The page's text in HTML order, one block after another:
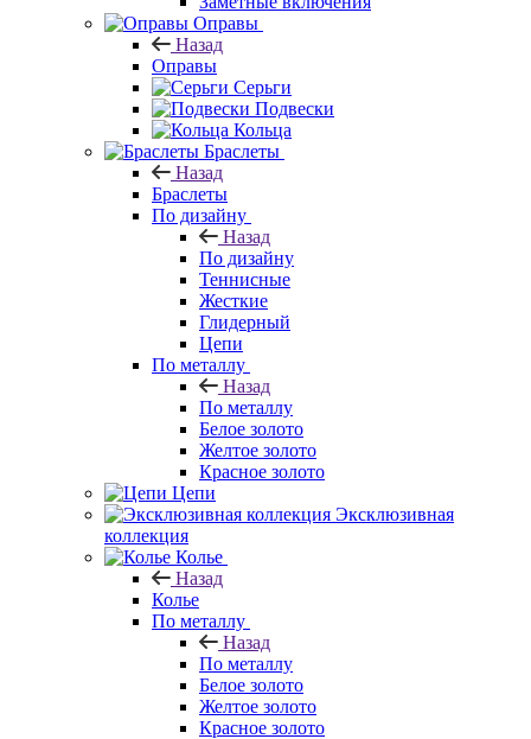
Оправы
Назад
Оправы
Серьги
Подвески
Кольца
Браслеты
Назад
Браслеты
По дизайну
Назад
По дизайну
Теннисные
Жесткие
Глидерный
Цепи
По металлу
Назад
По металлу
Белое золото
Желтое золото
Красное золото
Цепи
Эксклюзивная
коллекция
Колье
Назад
Колье
По металлу
Назад
По металлу
Белое золото
Желтое золото
Красное золото